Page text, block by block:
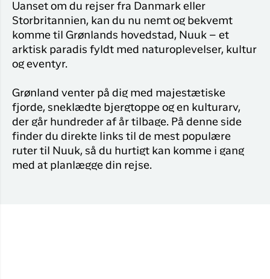
Uanset om du rejser fra Danmark eller
Storbritannien, kan du nu nemt og bekvemt
komme til Grønlands hovedstad, Nuuk – et
arktisk paradis fyldt med naturoplevelser, kultur
og eventyr.
Grønland venter på dig med majestætiske
fjorde, sneklædte bjergtoppe og en kulturarv,
der går hundreder af år tilbage. På denne side
finder du direkte links til de mest populære
ruter til Nuuk, så du hurtigt kan komme i gang
med at planlægge din rejse.